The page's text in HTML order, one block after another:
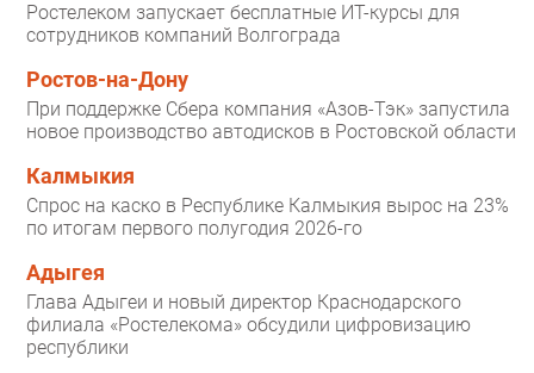
Ростелеком запускает бесплатные ИТ-курсы для
сотрудников компаний Волгограда
Ростов-на-Дону
При поддержке Сбера компания «Азов-Тэк» запустила
новое производство автодисков в Ростовской области
Калмыкия
Спрос на каско в Республике Калмыкия вырос на 23%
по итогам первого полугодия 2026-го
Адыгея
Глава Адыгеи и новый директор Краснодарского
филиала «Ростелекома» обсудили цифровизацию
республики